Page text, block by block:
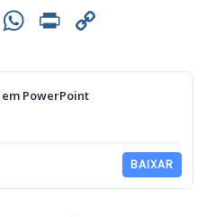
Pinterest
WhatsApp
Print
em PowerPoint
BAIXAR